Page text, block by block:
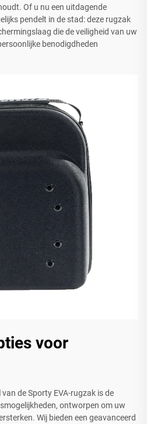
Of u nu een uitdagende
pendelt in de stad: deze rugzak
die de veiligheid van uw
benodigdheden
voor
de Sporty EVA-rugzak is de
ontworpen om uw
Wij bieden een geavanceerd